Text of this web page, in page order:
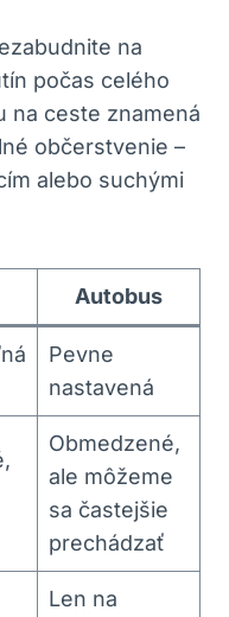
na
počas celého
na ceste znamená
občerstvenie –
alebo suchými
Autobus
Pevne
nastavená
Obmedzené,
ale môžeme
sa častejšie
prechádzať
Len na